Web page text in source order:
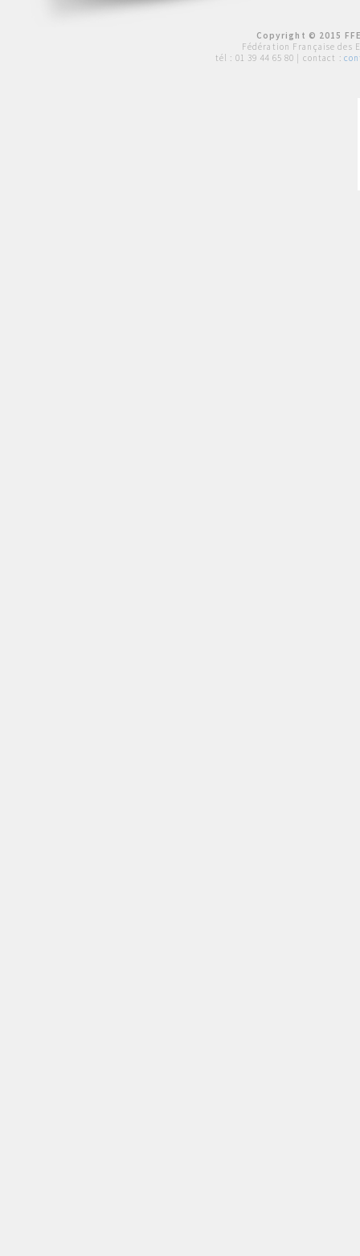
Copyright © 2015
Fédération Française des
tél : 01 39 44 65 80 | contact :